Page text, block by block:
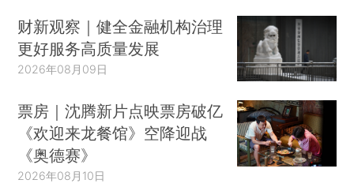
财新观察｜健全金融机构治理
更好服务高质量发展
2026年08月09日
票房｜沈腾新片点映票房破亿
《欢迎来龙餐馆》空降迎战
《奥德赛》
2026年08月10日